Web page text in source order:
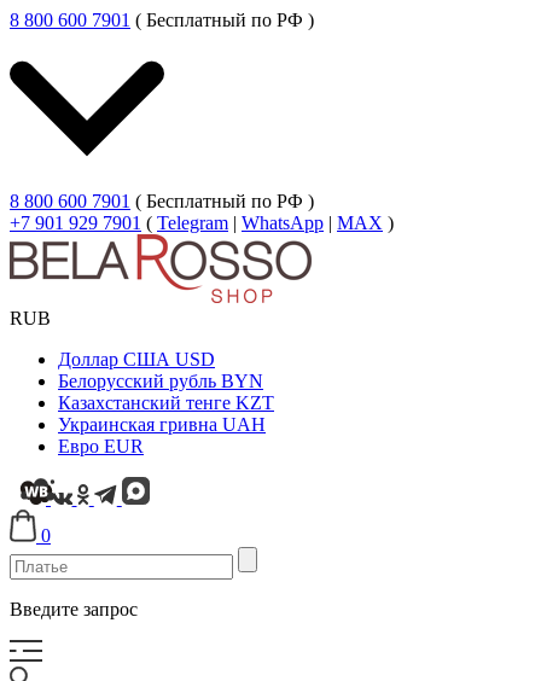
8 800 600 7901 ( Бесплатный по РФ )
8 800 600 7901 ( Бесплатный по РФ )
+7 901 929 7901 ( Telegram | WhatsApp | MAX )
RUB
Доллар США USD
Белорусский рубль BYN
Казахстанский тенге KZT
Украинская гривна UAH
Евро EUR
0
Введите запрос